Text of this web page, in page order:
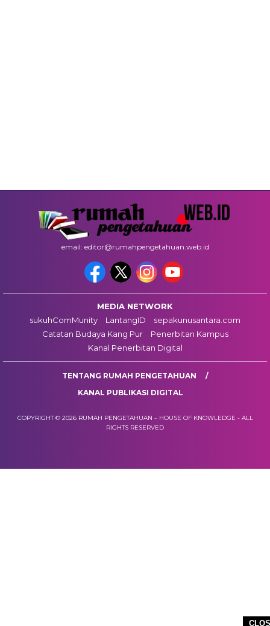
email: editor@rumahpengetahuan.web.id
MEDIA NETWORK
sukuhComMunity
LantangID
sepakunusantara.com
Catatan Budaya Kang Pur
Penerbitan Kampus
Kanal Penerbitan Digital
TENTANG RUMAH PENGETAHUAN
KANAL PUBLIKASI DIGITAL
COPYRIGHT © 2026 RUMAH PENGETAHUAN – HOUSE OF KNOWLEDGE - ALL
RIGHTS RESERVED